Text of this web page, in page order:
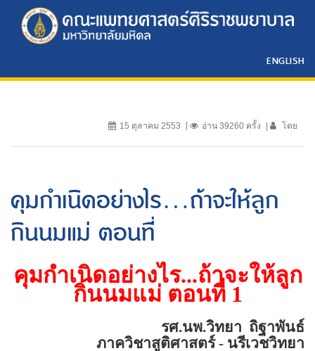
ENGLISH
15 ตุลาคม 2553 อ่าน 39260 ครั้ง โดย
คุมกำเนิดอย่างไร...ถ้าจะให้ลูก
กินนมแม่ ตอนที่
คุมกำเนิดอย่างไร...ถ้าจะให้ลูก
กินนมแม่ ตอนที่1
รศ.นพ.วิทยา ถิฐาพันธ์
ภาควิชาสูติศาสตร์ - นรีเวชวิทยา